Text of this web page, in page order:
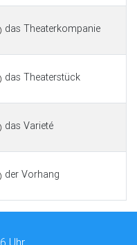
das Theaterkompanie
das Theaterstück
das Varieté
der Vorhang
Uhr